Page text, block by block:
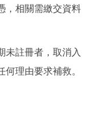
，相關需繳交資料
未註冊者，取消入
理由要求補救。